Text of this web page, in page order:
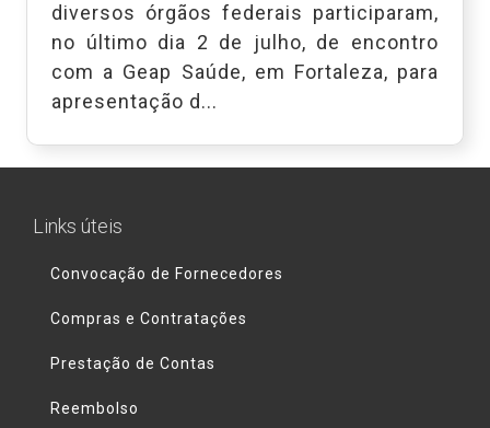
diversos órgãos federais participaram,
no último dia 2 de julho, de encontro
com a Geap Saúde, em Fortaleza, para
apresentação d...
Links úteis
Convocação de Fornecedores
Compras e Contratações
Prestação de Contas
Reembolso